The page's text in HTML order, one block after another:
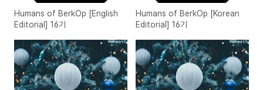
Humans of BerkOp [English
Editorial] 16기
Humans of BerkOp [Korean
Editorial] 16기